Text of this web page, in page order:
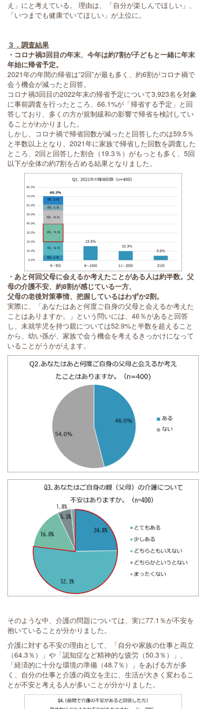
え」にと考えている。 理由は、「自分が楽しんでほしい」、
「いつまでも健康でいてほしい」が上位に。
３．調査結果
・コロナ禍3回目の年末、今年は約7割が子どもと一緒に年末
年始に帰省予定。
2021年の年間の帰省は”2回”が最も多く、約6割がコロナ禍で
会う機会が減ったと回答。
コロナ禍3回目の2022年末の帰省予定について3,923名を対象
に事前調査を行ったところ、66.1%が「帰省する予定」と回
答しており、多くの方が規制緩和の影響で帰省を検討してい
ることがわかりました。
しかし、コロナ禍で帰省回数が減ったと回答したのは59.5％
と半数以上となり、2021年に家族で帰省した回数を調査した
ところ、2回と回答した割合（19.3％）がもっとも多く、5回
以下が全体の約7割を占める結果となりました。
・あと何回父母に会えるか考えたことがある人は約半数。父
母の介護不安、約8割が感じている一方、
父母の老後対策事情、把握しているはわずか2割。
実際に、「あなたはあと何度ご自身の父母と会えるか考えた
ことはありますか。」という問いには、46％があると回答
し、未就学児を持つ親については52.9%と半数を超えること
から、幼い孫が、家族で会う機会を考えるきっかけになって
いることがうかがえます。
そのような中、介護の問題については、実に77.1％が不安を
抱いていることが分かりました。
介護に対する不安の理由として、「自分や家族の仕事と両立
（64.3％）」や「認知症など精神的な疲労（50.3％）」、
「経済的に十分な環境の準備（48.7％）」をあげる方が多
く、自分の仕事と介護の両立を主に、生活が大きく変わるこ
とが不安と考える人が多いことが分かりました。